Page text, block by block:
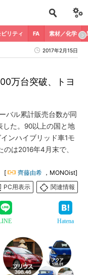
ビリティ FA 素材／化学
2017年2月15日
万台突破、トヨ
バル累計販売台数が同
した。90以上の国と地
ンハイブリッド車1モ
は2016年4月末で、
[ 齊藤由希 ，MONOist]
PC用表示
関連情報
Hatena